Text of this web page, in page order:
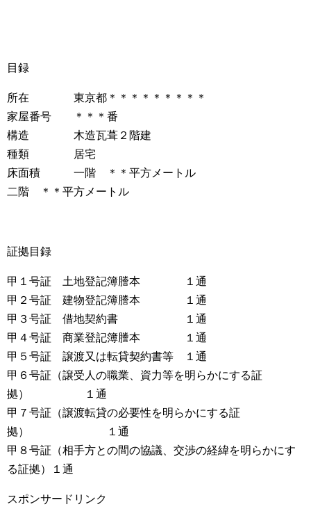
目録
所在 東京都＊＊＊＊＊＊＊＊＊
家屋番号 ＊＊＊番
構造 木造瓦葺２階建
種類 居宅
床面積 一階 ＊＊平方メートル
二階 ＊＊平方メートル
証拠目録
甲１号証 土地登記簿謄本 １通
甲２号証 建物登記簿謄本 １通
甲３号証 借地契約書 １通
甲４号証 商業登記簿謄本 １通
甲５号証 譲渡又は転貸契約書等 １通
甲６号証（譲受人の職業、資力等を明らかにする証
拠） １通
甲７号証（譲渡転貸の必要性を明らかにする証
拠） １通
甲８号証（相手方との間の協議、交渉の経緯を明らかにす
る証拠）１通
スポンサードリンク